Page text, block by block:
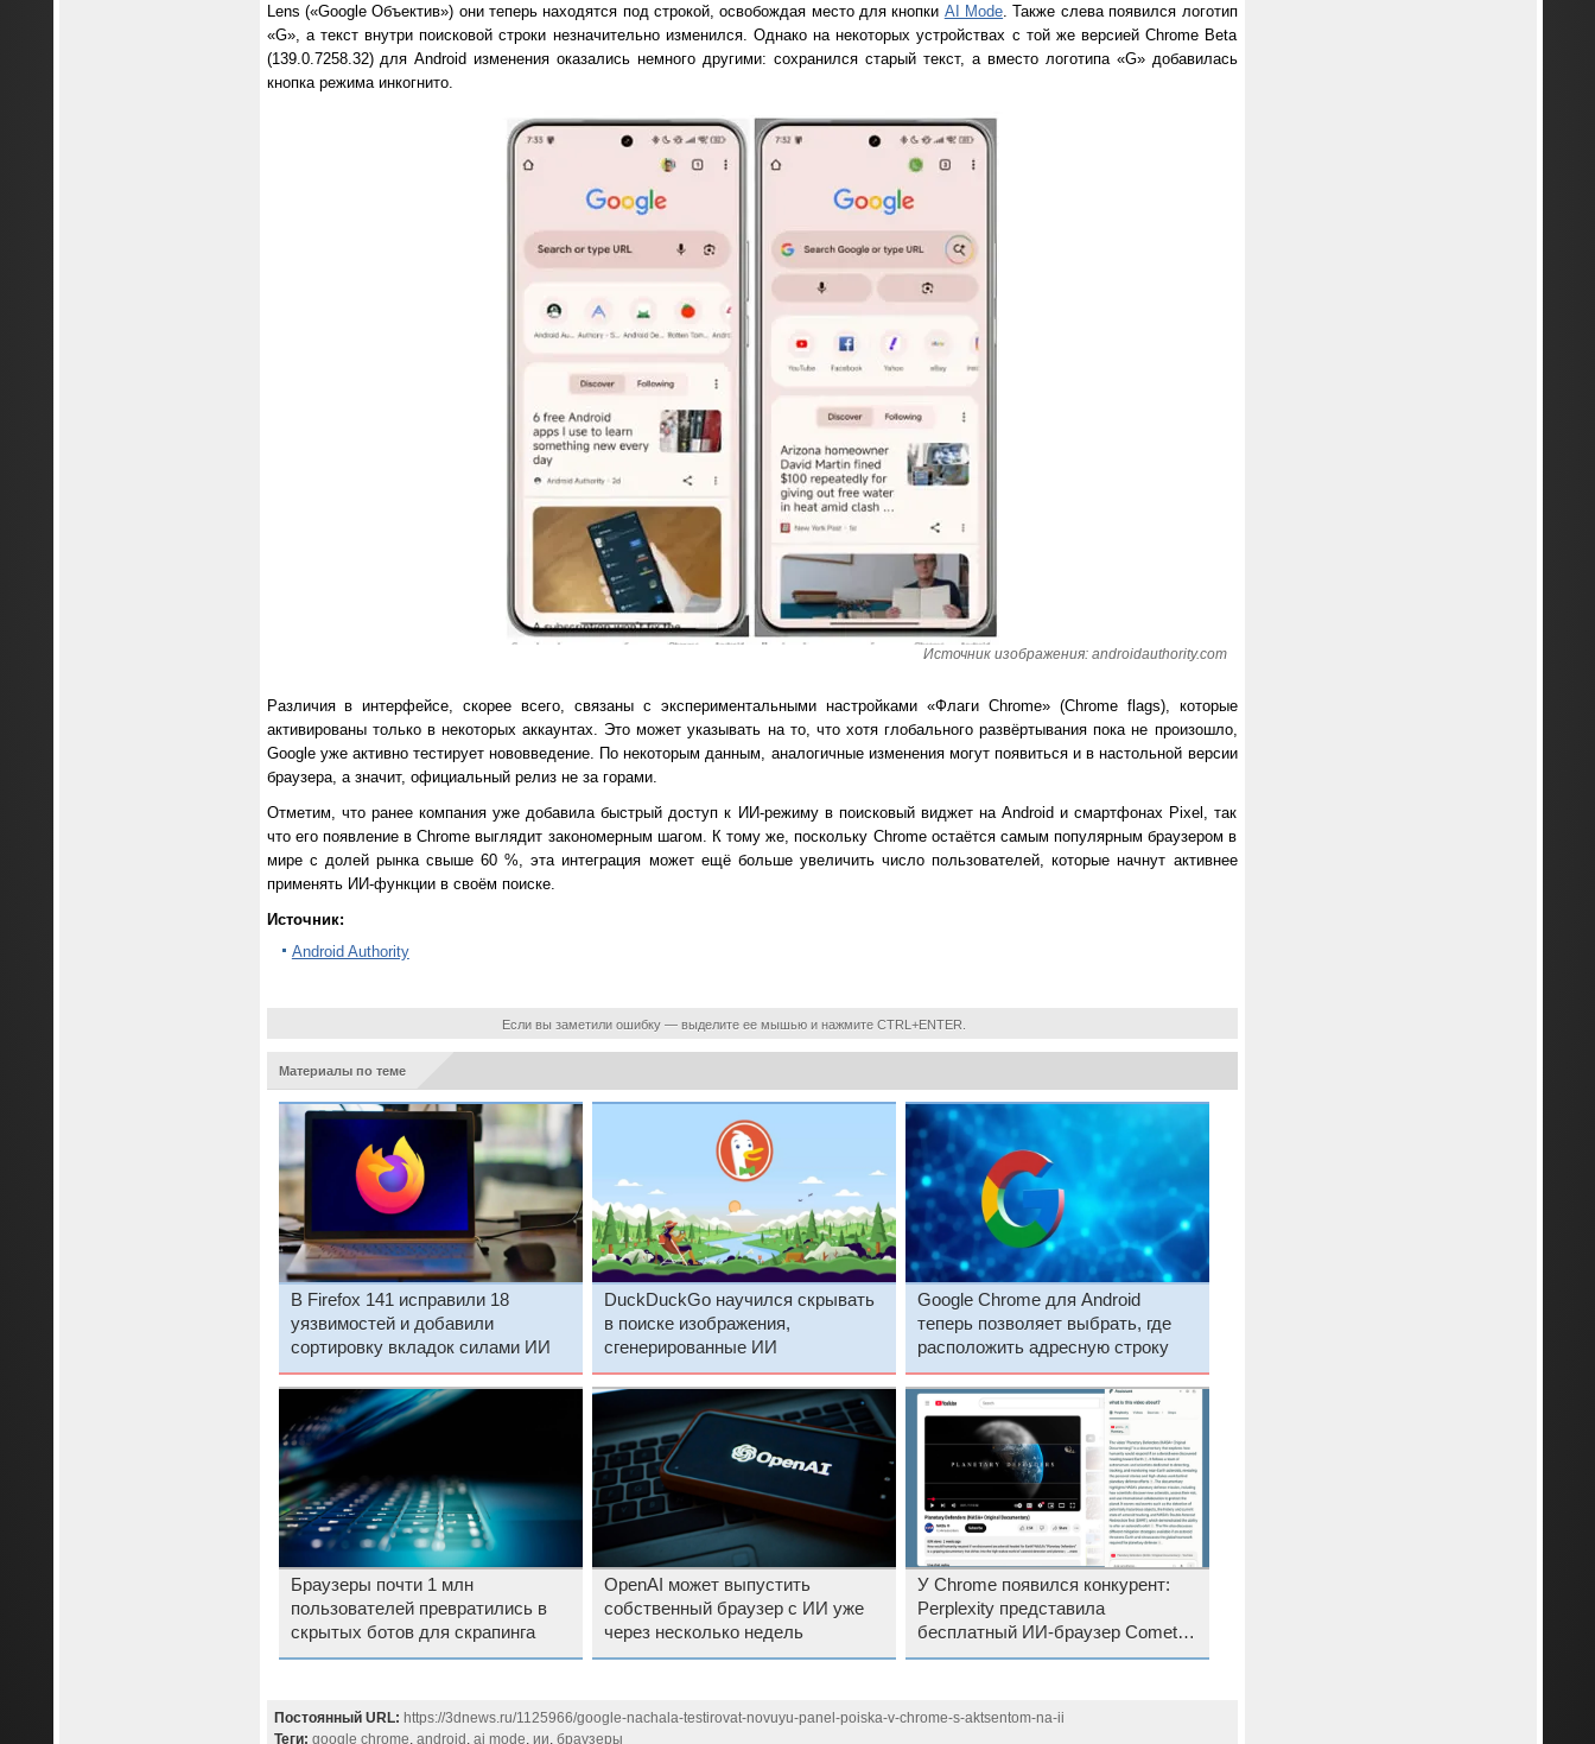
Lens («Google Объектив») они теперь находятся под строкой, освобождая место для кнопки AI Mode . Также слева появился логотип
«G», а текст внутри поисковой строки незначительно изменился. Однако на некоторых устройствах с той же версией Chrome Beta
(139.0.7258.32) для Android изменения оказались немного другими: сохранился старый текст, а вместо логотипа «G» добавилась
кнопка режима инкогнито.
Источник изображения: androidauthority.com
Различия в интерфейсе, скорее всего, связаны с экспериментальными настройками «Флаги Chrome» (Chrome flags), которые
активированы только в некоторых аккаунтах. Это может указывать на то, что хотя глобального развёртывания пока не произошло,
Google уже активно тестирует нововведение. По некоторым данным, аналогичные изменения могут появиться и в настольной версии
браузера, а значит, официальный релиз не за горами.
Отметим, что ранее компания уже добавила быстрый доступ к ИИ-режиму в поисковый виджет на Android и смартфонах Pixel, так
что его появление в Chrome выглядит закономерным шагом. К тому же, поскольку Chrome остаётся самым популярным браузером в
мире с долей рынка свыше 60 %, эта интеграция может ещё больше увеличить число пользователей, которые начнут активнее
применять ИИ-функции в своём поиске.
Источник:
Android Authority
Если вы заметили ошибку — выделите ее мышью и нажмите CTRL+ENTER.
Материалы по теме
В Firefox 141 исправили 18
уязвимостей и добавили
сортировку вкладок силами ИИ
DuckDuckGo научился скрывать
в поиске изображения,
сгенерированные ИИ
Google Chrome для Android
теперь позволяет выбрать, где
расположить адресную строку
Браузеры почти 1 млн
пользователей превратились в
скрытых ботов для скрапинга
OpenAI может выпустить
собственный браузер с ИИ уже
через несколько недель
У Chrome появился конкурент:
Perplexity представила
бесплатный ИИ-браузер Comet,
который доступен за $200
Постоянный URL: https://3dnews.ru/1125966/google-nachala-testirovat-novuyu-panel-poiska-v-chrome-s-aktsentom-na-ii
Теги: google chrome android ai mode ии браузеры